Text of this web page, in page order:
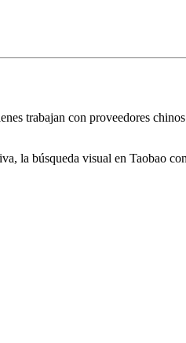
trabajan con proveedores
la búsqueda visual en Taobao